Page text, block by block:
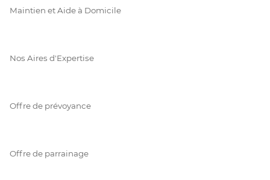
Maintien et Aide à Domicile
Nos Aires d'Expertise
Offre de prévoyance
Offre de parrainage